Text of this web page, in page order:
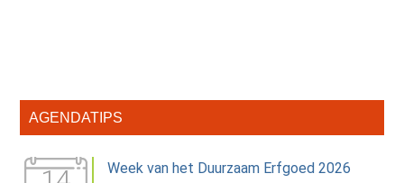
Primaire
AGENDATIPS
Week van het Duurzaam Erfgoed 2026